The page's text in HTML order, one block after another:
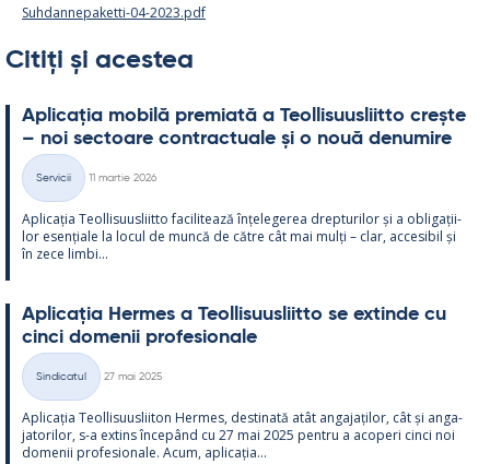
Suhdannepaketti-04-2023.pdf
Citiți și acestea
Aplicația mo­bilă pre­miată a Teol­li­suus­liitto crește
– noi sec­toare cont­rac­tuale și o nouă de­nu­mire
Categorii
Servicii
11 martie 2026
Aplicația Teol­li­suus­liitto faci­li­tează înțe­le­ge­rea drep­tu­ri­lor și a obli­gații­
lor esențiale la locul de muncă de către cât mai mulți – clar, acce­si­bil și
în zece limbi...
Aplicația Her­mes a Teol­li­suus­liitto se ex­tinde cu
cinci do­me­nii pro­fe­sio­nale
Categorii
Sindicatul
27 mai 2025
Aplicația Teol­li­suus­lii­ton Her­mes, des­ti­nată atât an­ga­jați­lor, cât și an­ga­
ja­to­ri­lor, s-a ex­tins începând cu 27 mai 2025 pentru a aco­peri cinci noi
do­me­nii pro­fe­sio­nale. Acum, aplicația...